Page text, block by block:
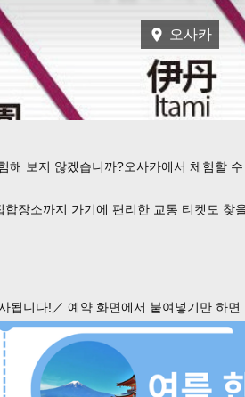
오사카
해 보지 않겠습니까?오사카에서 체험할
장소까지 가기에 편리한 교통 티켓도 찾
됩니다!／ 예약 화면에서 붙여넣기만 하